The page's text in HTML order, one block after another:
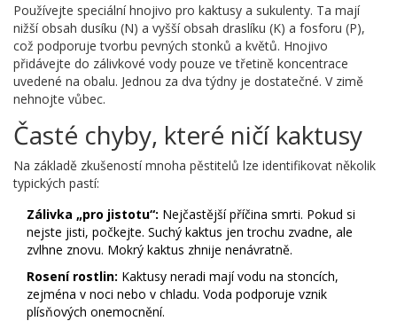
Používejte speciální hnojivo pro kaktusy a sukulenty. Ta mají
nižší obsah dusíku (N) a vyšší obsah draslíku (K) a fosforu (P),
což podporuje tvorbu pevných stonků a květů. Hnojivo
přidávejte do zálivkové vody pouze ve třetině koncentrace
uvedené na obalu. Jednou za dva týdny je dostatečné. V zimě
nehnojte vůbec.
Časté chyby, které ničí kaktusy
Na základě zkušeností mnoha pěstitelů lze identifikovat několik
typických pastí:
Zálivka „pro jistotu“: Nejčastější příčina smrti. Pokud si
nejste jisti, počkejte. Suchý kaktus jen trochu zvadne, ale
zvlhne znovu. Mokrý kaktus zhnije nenávratně.
Rosení rostlin: Kaktusy neradi mají vodu na stoncích,
zejména v noci nebo v chladu. Voda podporuje vznik
plísňových onemocnění.